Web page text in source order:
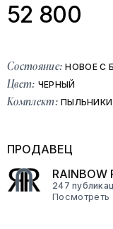
52 800
Состояние: НОВОЕ С
Цвет: ЧЕРНЫЙ
Комплект:
ПРОДАВЕЦ
RAINBOW
247
Посмотреть